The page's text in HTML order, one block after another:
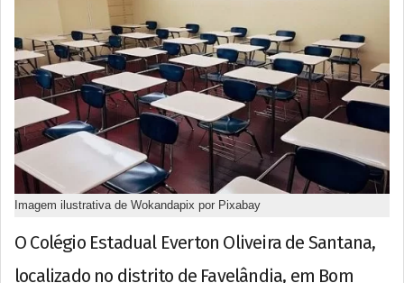
Imagem ilustrativa de Wokandapix por Pixabay
O Colégio Estadual Everton Oliveira de Santana,
localizado no distrito de Favelândia, em Bom